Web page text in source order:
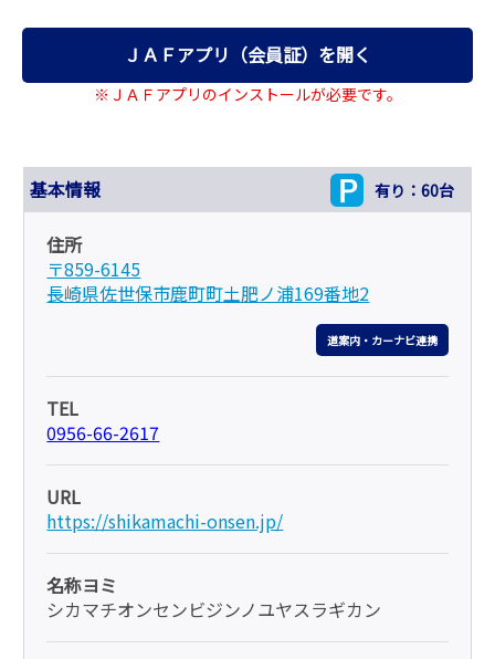
ＪＡＦアプリ（会員証）を開く
※ＪＡＦアプリのインストールが必要です。
基本情報 有り：60台
住所
〒859-6145
長崎県佐世保市鹿町町土肥ノ浦169番地2
道案内・カーナビ連携
TEL
0956-66-2617
URL
https://shikamachi-onsen.jp/
名称ヨミ
シカマチオンセンビジンノユヤスラギカン